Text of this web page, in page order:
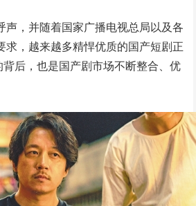
，并随着国家广播电视总局以及各
求，越来越多精悍优质的国产短剧正
背后，也是国产剧市场不断整合、优